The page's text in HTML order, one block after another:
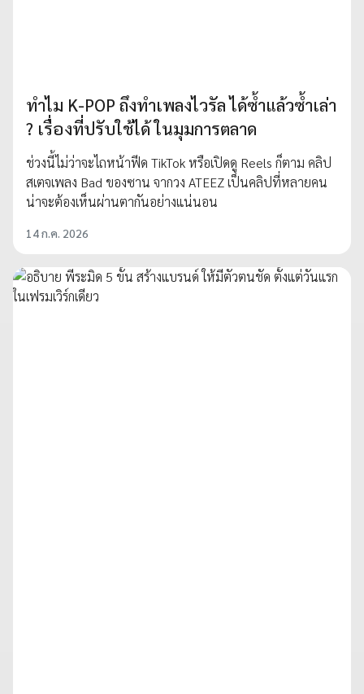
ทำไม K-POP ถึงทำเพลงไวรัล ได้ซ้ำแล้วซ้ำเล่า
? เรื่องที่ปรับใช้ได้ ในมุมการตลาด
ช่วงนี้ไม่ว่าจะไถหน้าฟีด TikTok หรือเปิดดู Reels ก็ตาม คลิป
สเตจเพลง Bad ของซาน จากวง ATEEZ เป็นคลิปที่หลายคน
น่าจะต้องเห็นผ่านตากันอย่างแน่นอน
14 ก.ค. 2026